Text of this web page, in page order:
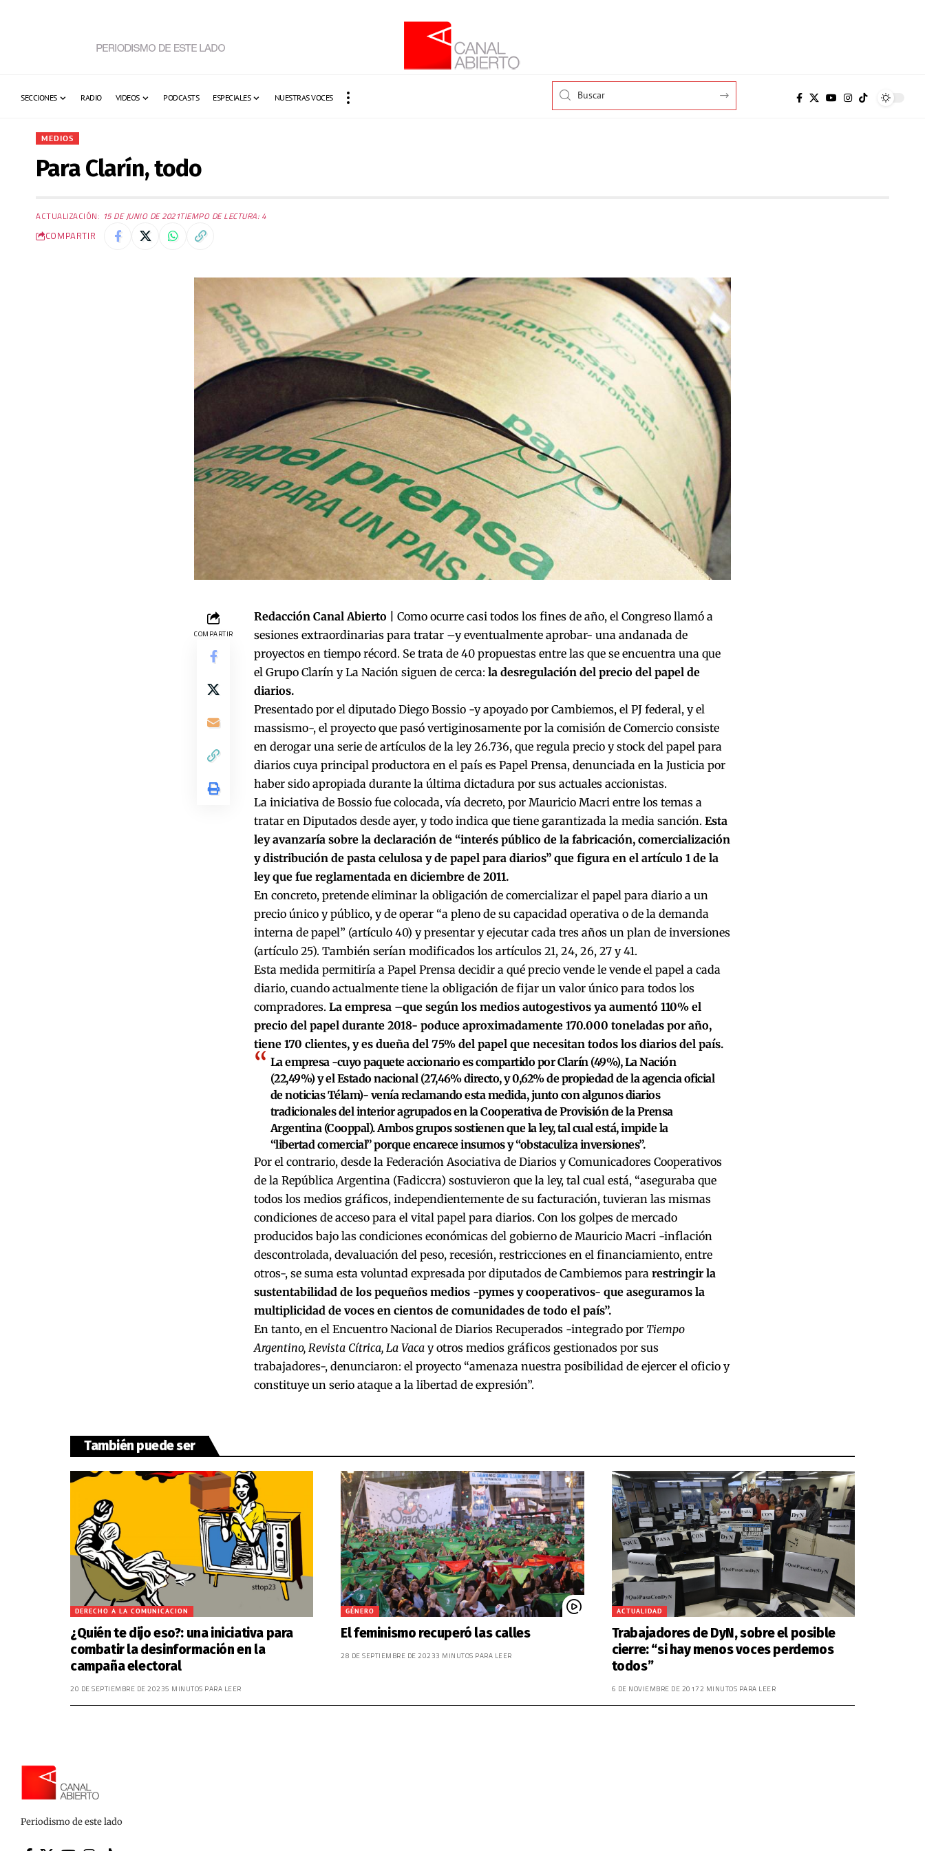
SECCIONES RADIO VIDEOS PODCASTS ESPECIALES NUESTRAS VOCES
MEDIOS
Para Clarín, todo
ACTUALIZACIÓN: 15 DE JUNIO DE 2021TIEMPO DE LECTURA: 4
COMPARTIR
COMPARTIR
Redacción Canal Abierto |
Como ocurre casi todos los fines de año, el Congreso llamó a
sesiones extraordinarias para tratar –y eventualmente aprobar- una andanada de
proyectos en tiempo récord. Se trata de 40 propuestas entre las que se encuentra una que
el Grupo Clarín y La Nación siguen de cerca: la desregulación del precio del papel de
diarios.
Presentado por el diputado Diego Bossio -y apoyado por Cambiemos, el PJ federal, y el
massismo-, el proyecto quepasó vertiginosamente por la comisión de Comercio consiste
en derogar una serie de artículos de la ley 26.736, que regula precio y stock del papel para
diarios cuya principal productora en el país es Papel Prensa, denunciada en la Justicia por
haber sido apropiada durante la última dictadura por sus actuales accionistas.
La iniciativa de Bossio fue colocada, vía decreto, por Mauricio Macri entre los temas a
tratar en Diputados desde ayer, y todo indica que tiene garantizada la media sanción. Esta
ley avanzaría sobre la declaración de “interés público de la fabricación, comercialización
y distribución de pasta celulosa y de papel para diarios” que figura en el artículo 1 de la
ley que fue reglamentada en diciembre de 2011.
En concreto, pretende eliminar la obligación de comercializar el papel para diario a un
precio único y público, y de operar “a pleno de su capacidad operativa o de la demanda
interna de papel” (artículo 40) y presentar y ejecutar cada tres años un plan de inversiones
(artículo 25). También serían modificados los artículos 21, 24, 26, 27 y 41.
Esta medida permitiría a Papel Prensa decidir a qué precio vende le vende el papel a cada
diario, cuando actualmente tiene la obligación de fijar un valor único para todos los
compradores. La empresa –que según los medios autogestivos ya aumentó 110% el
precio del papel durante 2018- poduce aproximadamente 170.000 toneladas por año,
tiene 170 clientes, y es dueña del 75% del papel que necesitan todos los diarios del país.
La empresa -cuyo paquete accionario es compartido por Clarín (49%), La Nación
(22,49%) y el Estado nacional (27,46% directo, y 0,62% de propiedad de la agencia oficial
de noticias Télam)- venía reclamando esta medida, junto con algunos diarios
tradicionales del interior agrupados en la Cooperativa de Provisión de la Prensa
Argentina (Cooppal). Ambos grupos sostienen que la ley, tal cual está, impide la
“libertad comercial” porque encarece insumos y “obstaculiza inversiones”.
Por el contrario, desde la Federación Asociativa de Diarios y Comunicadores Cooperativos
de la República Argentina (Fadiccra) sostuvieron que la ley, tal cual está, “aseguraba que
todos los medios gráficos, independientemente de su facturación, tuvieran las mismas
condiciones de acceso para el vital papel para diarios. Con los golpes de mercado
producidos bajo las condiciones económicas del gobierno de Mauricio Macri -inflación
descontrolada, devaluación del peso, recesión, restricciones en el financiamiento, entre
otros-, se suma esta voluntad expresada por diputados de Cambiemos para restringir la
sustentabilidad de los pequeños medios -pymes y cooperativos- que aseguramos la
multiplicidad de voces en cientos de comunidades de todo el país”.
En tanto, en el Encuentro Nacional de Diarios Recuperados -integrado por Tiempo
Argentino, Revista Cítrica, La Vacay otros medios gráficos gestionados por sus
trabajadores-, denunciaron: el proyecto “amenaza nuestra posibilidad de ejercer el oficio y
constituye un serio ataque a la libertad de expresión”.
También puede ser
DERECHO A LA COMUNICACION
¿Quién te dijo eso?: una iniciativa para
combatir la desinformación en la
campaña electoral
20 DE SEPTIEMBRE DE 20235 MINUTOS PARA LEER
GÉNERO
El feminismo recuperó las calles
28 DE SEPTIEMBRE DE 20233 MINUTOS PARA LEER
ACTUALIDAD
Trabajadores de DyN, sobre el posible
cierre: “si hay menos voces perdemos
todos”
6 DE NOVIEMBRE DE 20172 MINUTOS PARA LEER
Periodismo de este lado